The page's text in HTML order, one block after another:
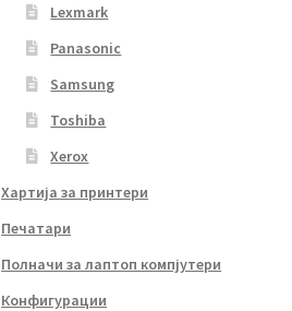
Lexmark
Panasonic
Samsung
Toshiba
Xerox
Хартија за принтери
Печатари
Полначи за лаптоп компјутери
Конфигурации